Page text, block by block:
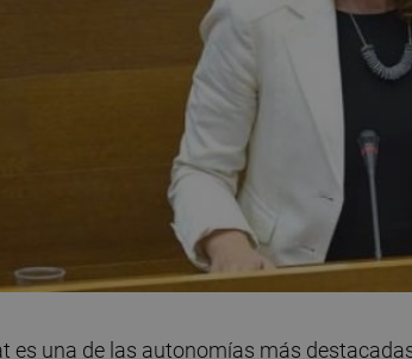
es una de las autonomías más